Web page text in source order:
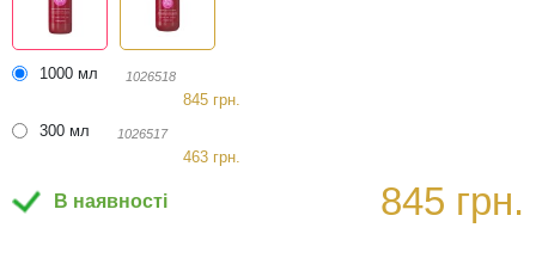
1000 мл 1026518
845 грн.
300 мл
1026517
463 грн.
В наявності 845 грн.